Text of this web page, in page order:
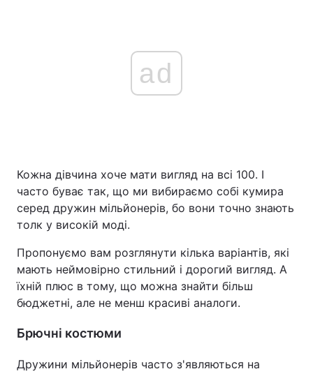
ad
Кожна дівчина хоче мати вигляд на всі 100. І
часто буває так, що ми вибираємо собі кумира
серед дружин мільйонерів, бо вони точно знають
толк у високій моді.
Пропонуємо вам розглянути кілька варіантів, які
мають неймовірно стильний і дорогий вигляд. А
їхній плюс в тому, що можна знайти більш
бюджетні, але не менш красиві аналоги.
Брючні костюми
Дружини мільйонерів часто з'являються на